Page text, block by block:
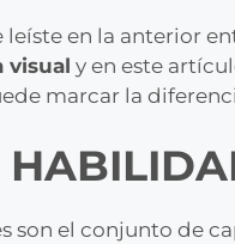
en la anterior
visual y en este
marcar la
son el conjunto de